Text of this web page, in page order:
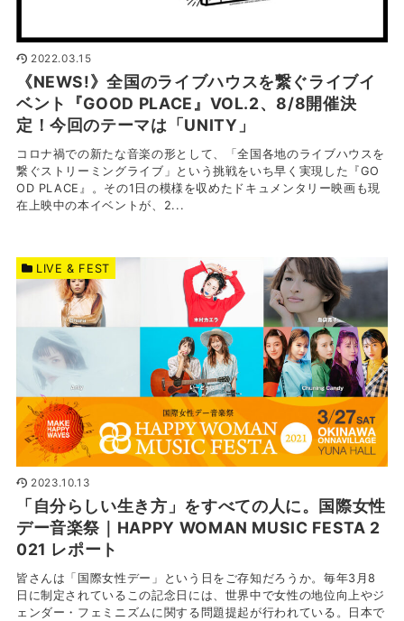
2022.03.15
《NEWS!》全国のライブハウスを繋ぐライブイ
ベント『GOOD PLACE』VOL.2、8/8開催決
定！今回のテーマは「UNITY」
コロナ禍での新たな音楽の形として、「全国各地のライブハウスを
繋ぐストリーミングライブ」という挑戦をいち早く実現した『GO
OD PLACE』。その1日の模様を収めたドキュメンタリー映画も現
在上映中の本イベントが、2...
2023.10.13
「自分らしい生き方」をすべての人に。国際女性
デー音楽祭｜HAPPY WOMAN MUSIC FESTA 2
021 レポート
皆さんは「国際女性デー」という日をご存知だろうか。毎年3月8
日に制定されているこの記念日には、世界中で女性の地位向上やジ
ェンダー・フェミニズムに関する問題提起が行われている。日本で
LIVE & FEST